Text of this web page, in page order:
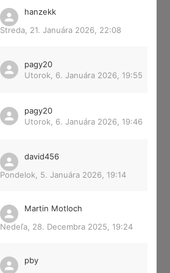
hanzekk
Streda, 21. Januára 2026, 22:08
pagy20
Utorok, 6. Januára 2026, 19:55
pagy20
Utorok, 6. Januára 2026, 19:46
david456
Pondelok, 5. Januára 2026, 19:14
Martin Motloch
Nedeľa, 28. Decembra 2025, 19:24
pby